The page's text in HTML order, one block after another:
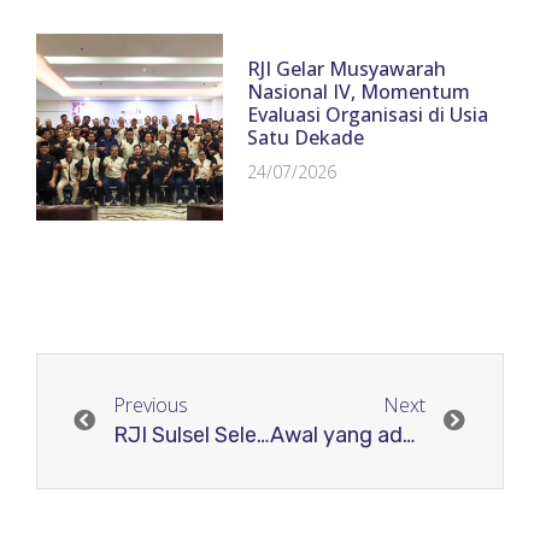
RJI Gelar Musyawarah
Nasional IV, Momentum
Evaluasi Organisasi di Usia
Satu Dekade
24/07/2026
Previous
RJI Sulsel Selenggarakan Workshop Tata Kelola Jurnal Online
Next
Awal yang ada di Akhir”, Workshop RJI: Kupas Tuntas Jurnal Ilmiah